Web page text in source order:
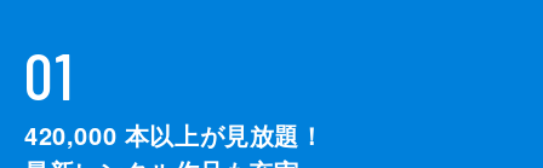
01
420,000 本以上が見放題！